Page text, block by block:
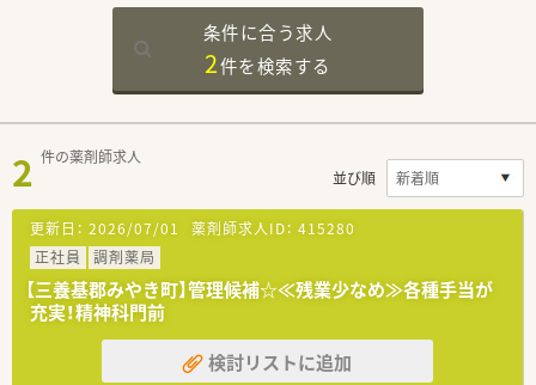
条件に合う求人
2件を検索する
2 件の薬剤師求人
並び順
更新日： 2026/07/01 薬剤師求人ID： 415280
正社員
調剤薬局
【三養基郡みやき町】管理候補☆≪残業少なめ≫各種手当が
充実！精神科門前
検討リストに追加